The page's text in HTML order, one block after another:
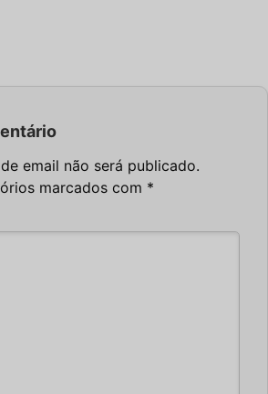
email não será publicado.
marcados com *